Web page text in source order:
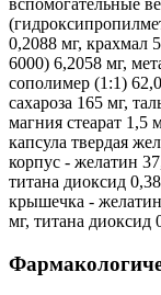
вспомогательные
0,2088 мг, крахмал
6000) 6,2058 мг,
сополимер (1:1)
сахароза 165 мг,
магния стеарат 1,5
капсула твердая
корпус - желатин
титана диоксид
крышечка -
мг, титана диоксид